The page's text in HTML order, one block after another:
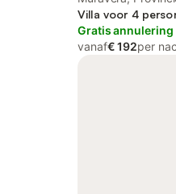
Villa voor 4
Gratis annulering
vanaf€ 192per